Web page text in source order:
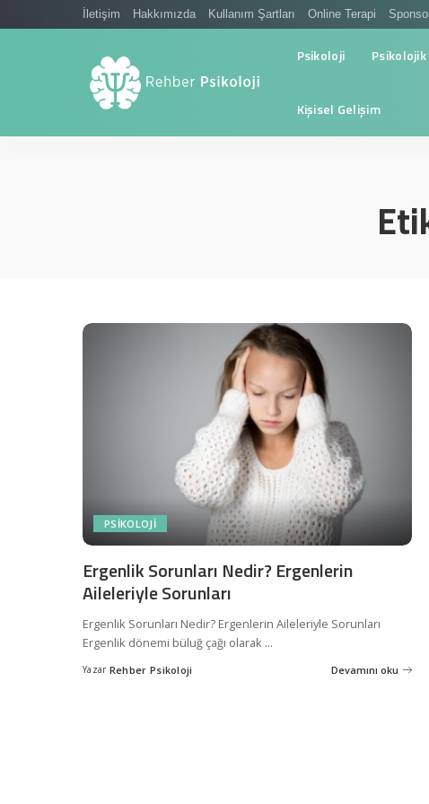
İletişim Hakkımızda Kullanım Şartları Online Terapi
Psikoloji
Kişisel Gelişim
PSIKOLOJI
Ergenlik Sorunları Nedir? Ergenlerin
Aileleriyle Sorunları
Ergenlik Sorunları Nedir? Ergenlerin Aileleriyle Sorunları
Ergenlik dönemi büluğ çağı olarak ...
Posted
Yazar Rehber Psikoloji Devamını oku